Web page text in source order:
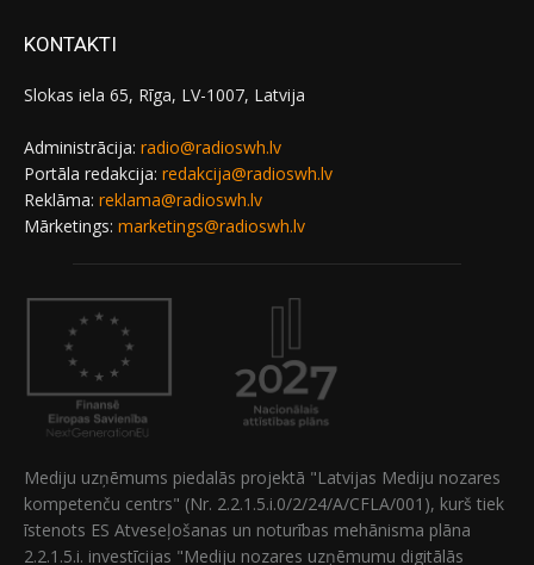
KONTAKTI
Slokas iela 65, Rīga, LV-1007, Latvija
Administrācija: radio@radioswh.lv
Portāla redakcija: redakcija@radioswh.lv
Reklāma: reklama@radioswh.lv
Mārketings: marketings@radioswh.lv
Mediju uzņēmums piedalās projektā "Latvijas Mediju nozares
kompetenču centrs" (Nr. 2.2.1.5.i.0/2/24/A/CFLA/001), kurš tiek
īstenots ES Atveseļošanas un noturības mehānisma plāna
2.2.1.5.i. investīcijas "Mediju nozares uzņēmumu digitālās